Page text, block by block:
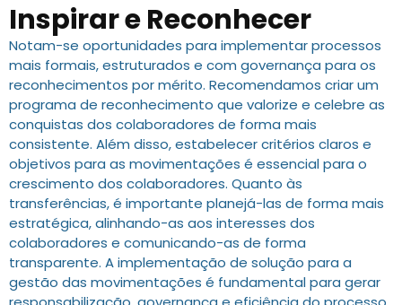
Inspirar e Reconhecer
Notam-se oportunidades para implementar processos
mais formais, estruturados e com governança para os
reconhecimentos por mérito. Recomendamos criar um
programa de reconhecimento que valorize e celebre as
conquistas dos colaboradores de forma mais
consistente. Além disso, estabelecer critérios claros e
objetivos para as movimentações é essencial para o
crescimento dos colaboradores. Quanto às
transferências, é importante planejá-las de forma mais
estratégica, alinhando-as aos interesses dos
colaboradores e comunicando-as de forma
transparente. A implementação de solução para a
gestão das movimentações é fundamental para gerar